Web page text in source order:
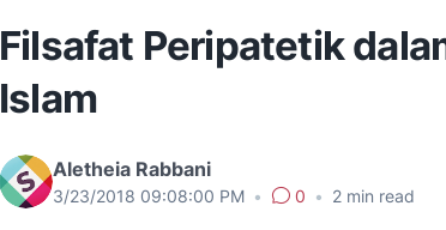
Filsafat Peripatetik
Islam
Aletheia Rabbani
3/23/2018 09:08:00 PM • 0 • 2 min read